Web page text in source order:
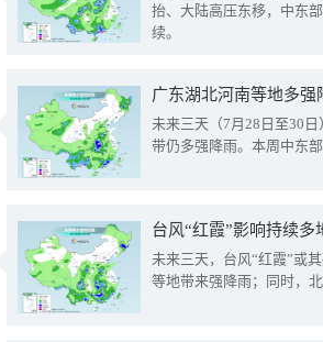
抬、大陆高压东移，中东
续。
广东湖北河南等地多
未来三天（7月28日至30
带仍多强降雨。本周中东
台风“红霞”影响持续
未来三天，台风“红霞”或
等地带来强降雨；同时，